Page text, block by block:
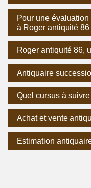
Pour une
à Roger antiquité 86
Roger antiquité 86,
Antiquaire
Quel cursus à
Achat et vente
Estimation